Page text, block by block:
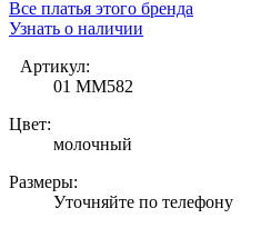
Все платья этого бренда
Узнать о наличии
Артикул:
01 MM582
Цвет:
молочный
Размеры:
Уточняйте по телефону